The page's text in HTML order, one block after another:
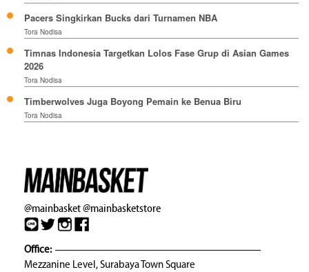
Pacers Singkirkan Bucks dari Turnamen NBA
Tora Nodisa
Timnas Indonesia Targetkan Lolos Fase Grup di Asian Games
2026
Tora Nodisa
Timberwolves Juga Boyong Pemain ke Benua Biru
Tora Nodisa
@mainbasket@mainbasketstore
Office:
Mezzanine Level, Surabaya Town Square